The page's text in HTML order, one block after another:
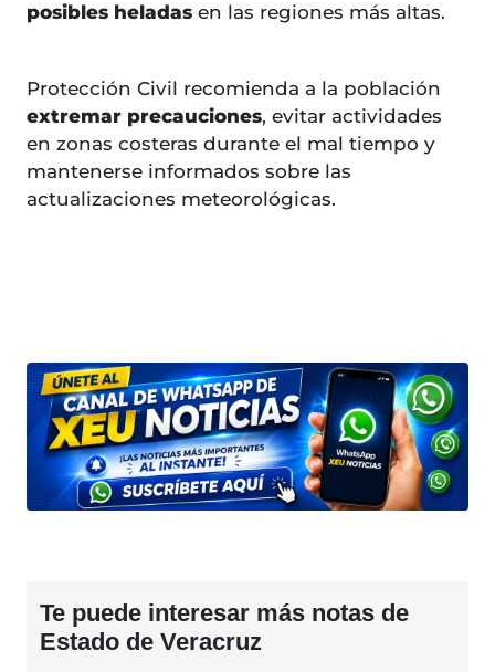
posibles heladas en las regiones más altas.
Protección Civil recomienda a la población
extremar precauciones, evitar actividades
en zonas costeras durante el mal tiempo y
mantenerse informados sobre las
actualizaciones meteorológicas.
Te puede interesar más notas de
Estado de Veracruz